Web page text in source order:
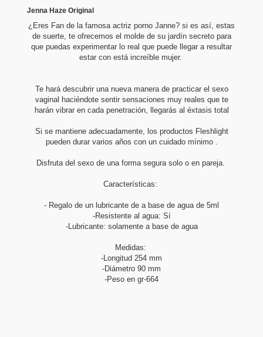
Jenna Haze Original
¿Eres Fan de la famosa actriz porno Janne? si es así, estas
de suerte, te ofrecemos el molde de su jardín secreto para
que puedas experimentar lo real que puede llegar a resultar
estar con está increíble mujer.
Te hará descubrir una nueva manera de practicar el sexo
vaginal haciéndote sentir sensaciones muy reales que te
harán vibrar en cada penetración, llegarás al éxtasis total
Si se mantiene adecuadamente, los productos Fleshlight
pueden durar varios años con un cuidado mínimo .
Disfruta del sexo de una forma segura solo o en pareja.
Características:
- Regalo de un lubricante de a base de agua de 5ml
-Resistente al agua: Sí
-Lubricante: solamente a base de agua
Medidas:
-Longitud 254 mm
-Diámetro 90 mm
-Peso en gr-664